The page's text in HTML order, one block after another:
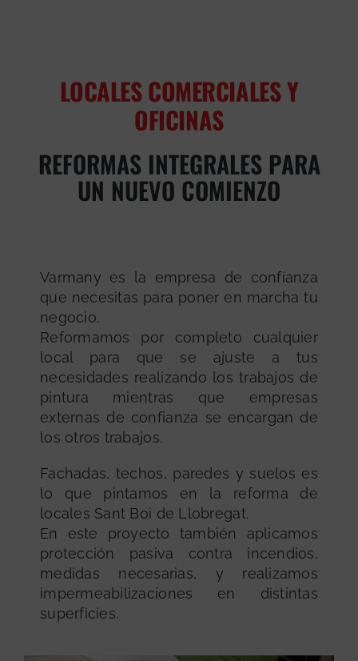
LOCALES COMERCIALES Y
OFICINAS
REFORMAS INTEGRALES PARA
UN NUEVO COMIENZO
Varmany es la empresa de confianza
que necesitas para poner en marcha tu
negocio.
Reformamos por completo cualquier
local para que se ajuste a tus
necesidades realizando los trabajos de
pintura mientras que empresas
externas de confianza se encargan de
los otros trabajos.
Fachadas, techos, paredes y suelos es
lo que pintamos en la reforma de
locales Sant Boi de Llobregat.
En este proyecto también aplicamos
protección pasiva contra incendios,
medidas necesarias, y realizamos
impermeabilizaciones en distintas
superficies.